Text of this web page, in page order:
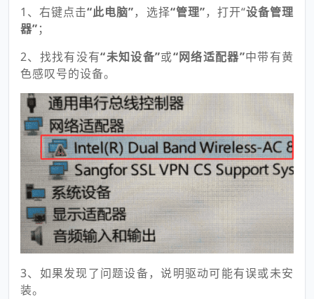
1、右键点击“此电脑”，选择“管理”，打开“设备管理
器”；
2、找找有没有“未知设备”或“网络适配器”中带有黄
色感叹号的设备。
3、如果发现了问题设备，说明驱动可能有误或未安
装。